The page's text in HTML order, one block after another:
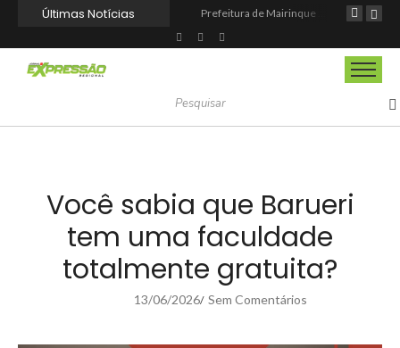
Últimas Notícias
Você sabia que Barueri
tem uma faculdade
totalmente gratuita?
13/06/2026/ Sem Comentários